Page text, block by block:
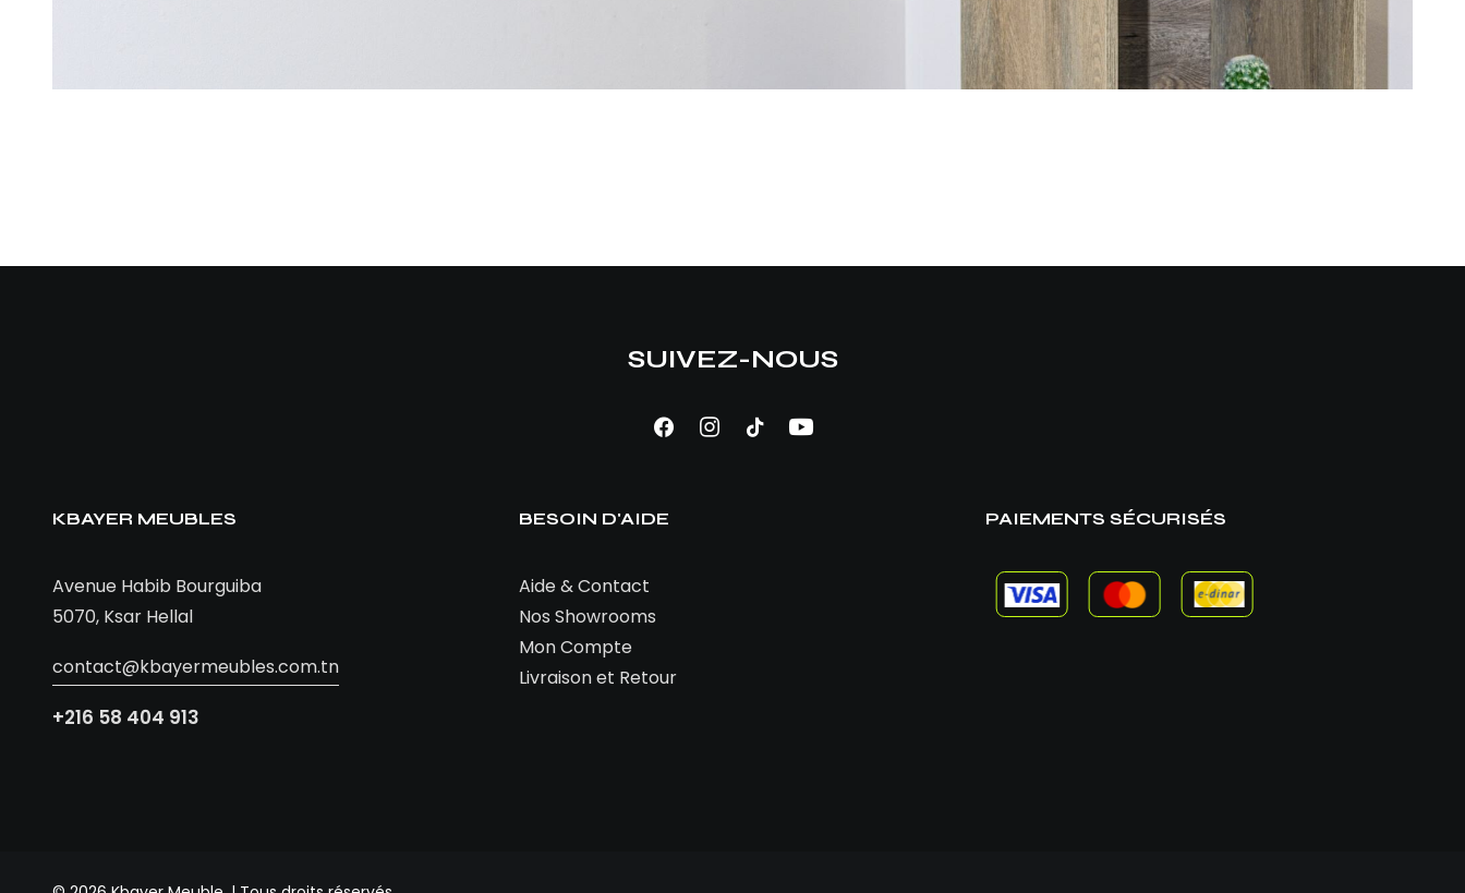
SUIVEZ-NOUS
KBAYER MEUBLES
Avenue Habib Bourguiba
5070, Ksar Hellal
contact@kbayermeubles.com.tn
+216 58 404 913
BESOIN D'AIDE
Aide & Contact
Nos Showrooms
Mon Compte
Livraison et Retour
PAIEMENTS SÉCURISÉS